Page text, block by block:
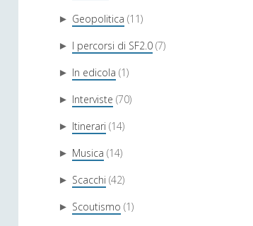
► Geopolitica (11)
► I percorsi di SF2.0 (7)
► In edicola (1)
► Interviste (70)
► Itinerari (14)
► Musica (14)
► Scacchi (42)
► Scoutismo (1)